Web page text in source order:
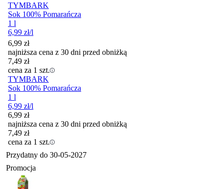
TYMBARK
Sok 100% Pomarańcza
1 l
6,99 zł/l
6,99 zł
najniższa cena z 30 dni przed obniżką
7,49 zł
cena za 1 szt.
TYMBARK
Sok 100% Pomarańcza
1 l
6,99 zł/l
6,99 zł
najniższa cena z 30 dni przed obniżką
7,49 zł
cena za 1 szt.
Przydatny do 30-05-2027
Promocja